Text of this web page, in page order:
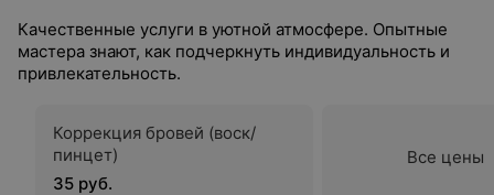
Качественные услуги в уютной атмосфере. Опытные
мастера знают, как подчеркнуть индивидуальность и
привлекательность.
Коррекция бровей (воск/
пинцет)
35 руб.
Все цены